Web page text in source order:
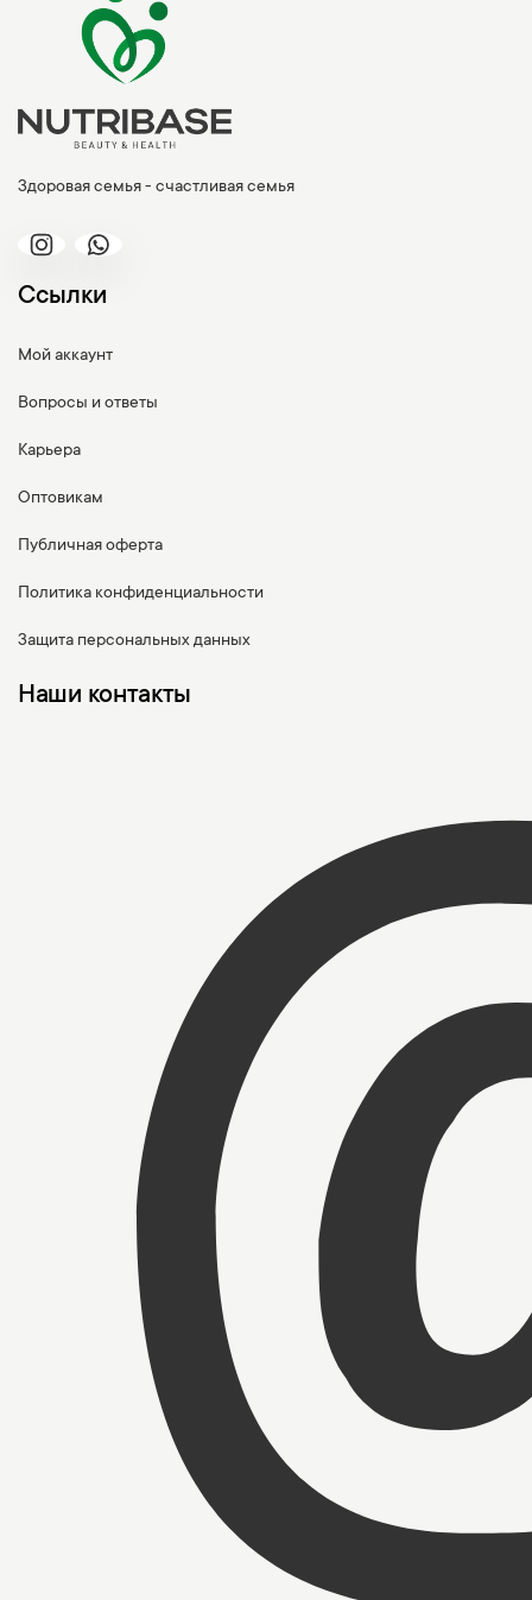
Здоровая семья - счастливая семья
Ссылки
Мой аккаунт
Вопросы и ответы
Карьера
Оптовикам
Публичная оферта
Политика конфиденциальности
Защита персональных данных
Наши контакты